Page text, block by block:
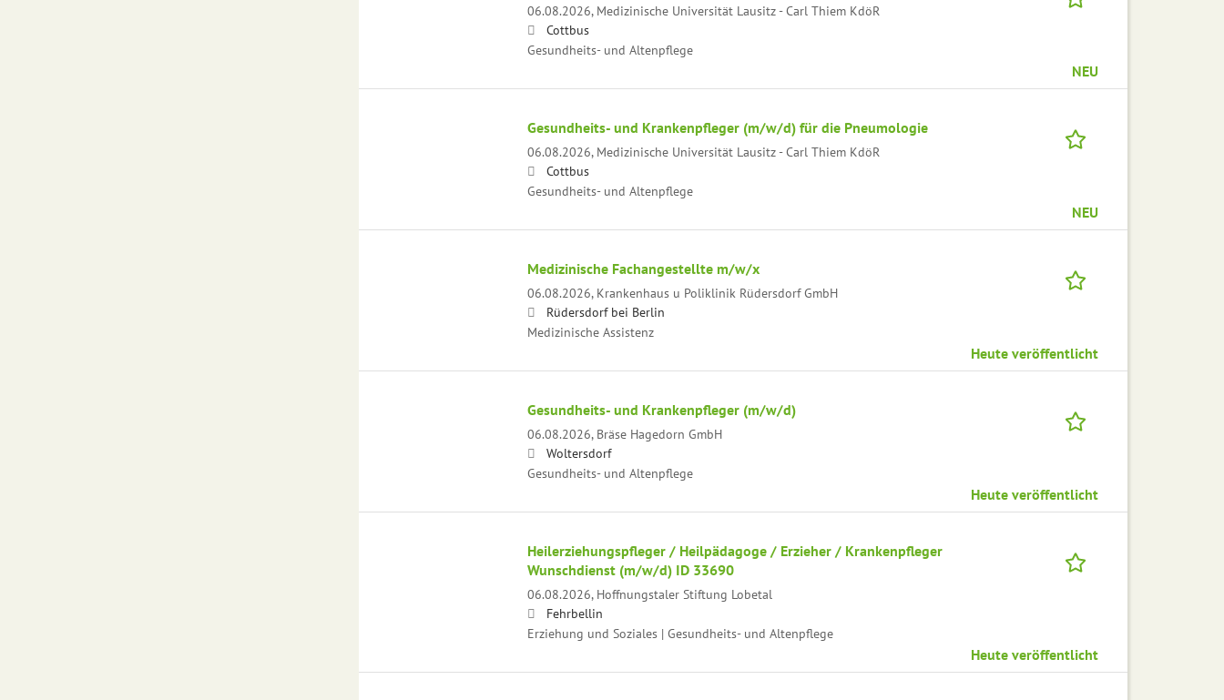
06.08.2026, Medizinische Universität Lausitz - Carl Thiem KdöR
Cottbus
Gesundheits- und Altenpflege
NEU
Gesundheits- und Krankenpfleger (m/w/d) für die Pneumologie
06.08.2026, Medizinische Universität Lausitz - Carl Thiem KdöR
Cottbus
Gesundheits- und Altenpflege
NEU
Medizinische Fachangestellte m/w/x
06.08.2026, Krankenhaus u Poliklinik Rüdersdorf GmbH
Rüdersdorf bei Berlin
Medizinische Assistenz
Heute veröffentlicht
Gesundheits- und Krankenpfleger (m/w/d)
06.08.2026, Bräse Hagedorn GmbH
Woltersdorf
Gesundheits- und Altenpflege
Heute veröffentlicht
Heilerziehungspfleger / Heilpädagoge / Erzieher / Krankenpfleger
Wunschdienst (m/w/d) ID 33690
06.08.2026, Hoffnungstaler Stiftung Lobetal
Fehrbellin
Erziehung und Soziales | Gesundheits- und Altenpflege
Heute veröffentlicht